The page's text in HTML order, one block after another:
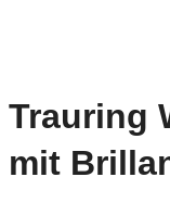
Trauring
mit